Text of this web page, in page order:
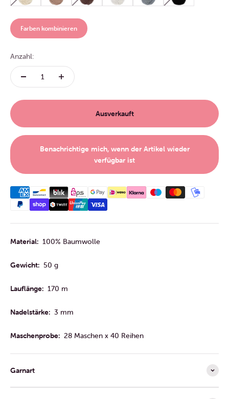
Farben kombinieren
Anzahl:
Ausverkauft
Benachrichtige mich, wenn der Artikel wieder
verfügbar ist
Material: 100% Baumwolle
Gewicht: 50 g
Lauflänge: 170 m
Nadelstärke: 3 mm
Maschenprobe: 28 Maschen x 40 Reihen
Garnart